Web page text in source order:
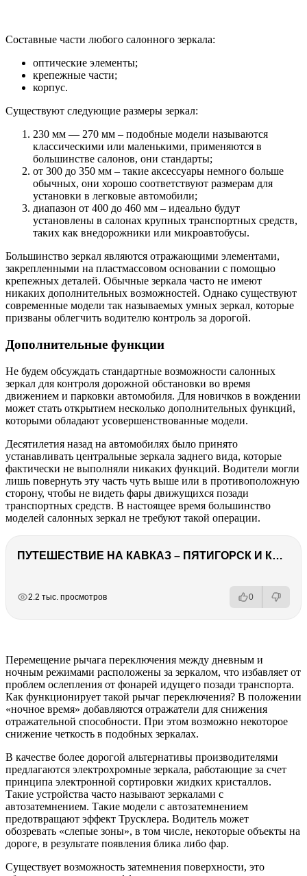
Составные части любого салонного зеркала:
оптические элементы;
крепежные части;
корпус.
Существуют следующие размеры зеркал:
230 мм — 270 мм – подобные модели называются
классическими или маленькими, применяются в
большинстве салонов, они стандарты;
от 300 до 350 мм – такие аксессуары немного больше
обычных, они хорошо соответствуют размерам для
установки в легковые автомобили;
диапазон от 400 до 460 мм – идеально будут
установлены в салонах крупных транспортных средств,
таких как внедорожники или микроавтобусы.
Большинство зеркал являются отражающими элементами,
закрепленными на пластмассовом основании с помощью
крепежных деталей. Обычные зеркала часто не имеют
никаких дополнительных возможностей. Однако существуют
современные модели так называемых умных зеркал, которые
призваны облегчить водителю контроль за дорогой.
Дополнительные функции
Не будем обсуждать стандартные возможности салонных
зеркал для контроля дорожной обстановки во время
движением и парковки автомобиля. Для новичков в вождении
может стать открытием несколько дополнительных функций,
которыми обладают усовершенствованные модели.
Десятилетия назад на автомобилях было принято
устанавливать центральные зеркала заднего вида, которые
фактически не выполняли никаких функций. Водители могли
лишь повернуть эту часть чуть выше или в противоположную
сторону, чтобы не видеть фары движущихся позади
транспортных средств. В настоящее время большинство
моделей салонных зеркал не требуют такой операции.
ПУТЕШЕСТВИЕ НА КАВКАЗ – ПЯТИГОРСК И КАРАЧАЕВО-ЧЕРКЕСИЯ часть 1
2.2 тыс. просмотров 0
Перемещение рычага переключения между дневным и
ночным режимами расположены за зеркалом, что избавляет от
проблем ослепления от фонарей идущего позади транспорта.
Как функционирует такой рычаг переключения? В положении
«ночное время» добавляются отражатели для снижения
отражательной способности. При этом возможно некоторое
снижение четкость в подобных зеркалах.
В качестве более дорогой альтернативы производителями
предлагаются электрохромные зеркала, работающие за счет
принципа электронной сортировки жидких кристаллов.
Такие устройства часто называют зеркалами с
автозатемнением. Такие модели с автозатемнением
предотвращают эффект Трусклера. Водитель может
обозревать «слепые зоны», в том числе, некоторые объекты на
дороге, в результате появления блика либо фар.
Существует возможность затемнения поверхности, это